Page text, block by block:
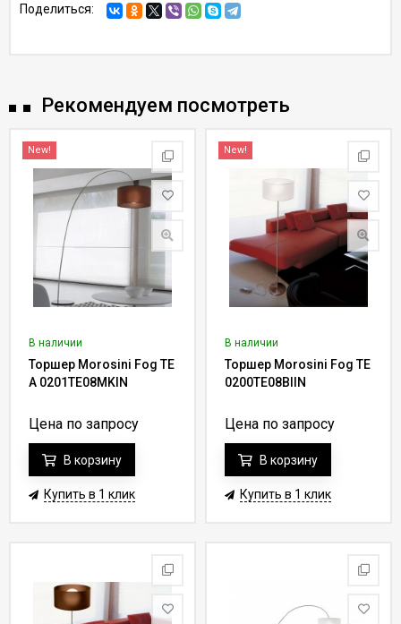
Поделиться:
Рекомендуем посмотреть
New!
В наличии
Торшер Morosini Fog TE
A 0201TE08MKIN
Цена по запросу
В корзину
Купить в 1 клик
New!
В наличии
Торшер Morosini Fog TE
0200TE08BIIN
Цена по запросу
В корзину
Купить в 1 клик